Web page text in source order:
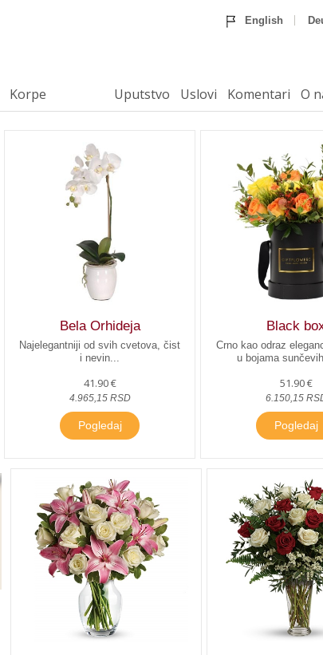
English
Korpe Uputstvo Uslovi Komentari O
Bela Orhideja
Najelegantniji od svih cvetova, čist
i nevin...
41.90 €
4.965,15 RSD
Pogledaj
Black
Crno kao odraz
u bojama
51.90 €
6.150,15
Pogledaj